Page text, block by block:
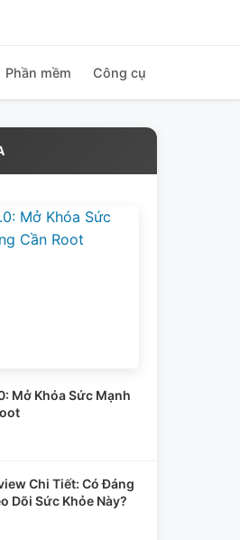
Phần mềm Công cụ
Mở Khóa Sức Mạnh
Chi Tiết: Có Đáng
Dõi Sức Khỏe Này?